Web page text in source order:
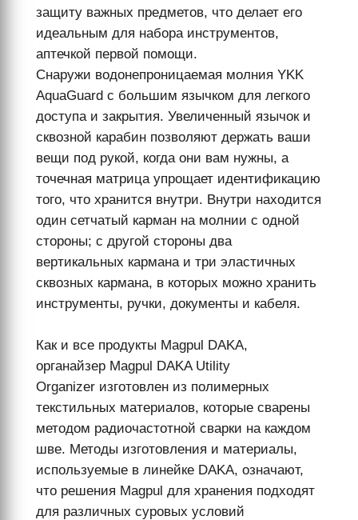
защиту важных предметов, что делает его
идеальным для набора инструментов,
аптечкой первой помощи.
Снаружи водонепроницаемая молния YKK
AquaGuard с большим язычком для легкого
доступа и закрытия. Увеличенный язычок и
сквозной карабин позволяют держать ваши
вещи под рукой, когда они вам нужны, а
точечная матрица упрощает идентификацию
того, что хранится внутри. Внутри находится
один сетчатый карман на молнии с одной
стороны; с другой стороны два
вертикальных кармана и три эластичных
сквозных кармана, в которых можно хранить
инструменты, ручки, документы и кабеля.
Как и все продукты Magpul DAKA,
органайзер Magpul DAKA Utility
Organizer изготовлен из полимерных
текстильных материалов, которые сварены
методом радиочастотной сварки на каждом
шве. Методы изготовления и материалы,
используемые в линейке DAKA, означают,
что решения Magpul для хранения подходят
для различных суровых условий